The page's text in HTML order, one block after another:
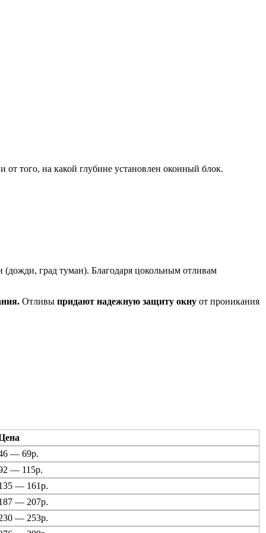
от того, на какой глубине установлен оконный блок.
град туман). Благодаря цокольным отливам
Отливы придают надежную защиту окну от проникания
— 69р.
— 115р.
— 161р.
— 207р.
— 253р.